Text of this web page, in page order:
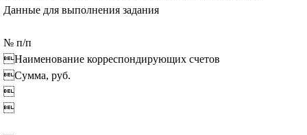
Данные для выполнения задания
№ п/п
Наименование корреспондирующих счетов
Сумма, руб.

